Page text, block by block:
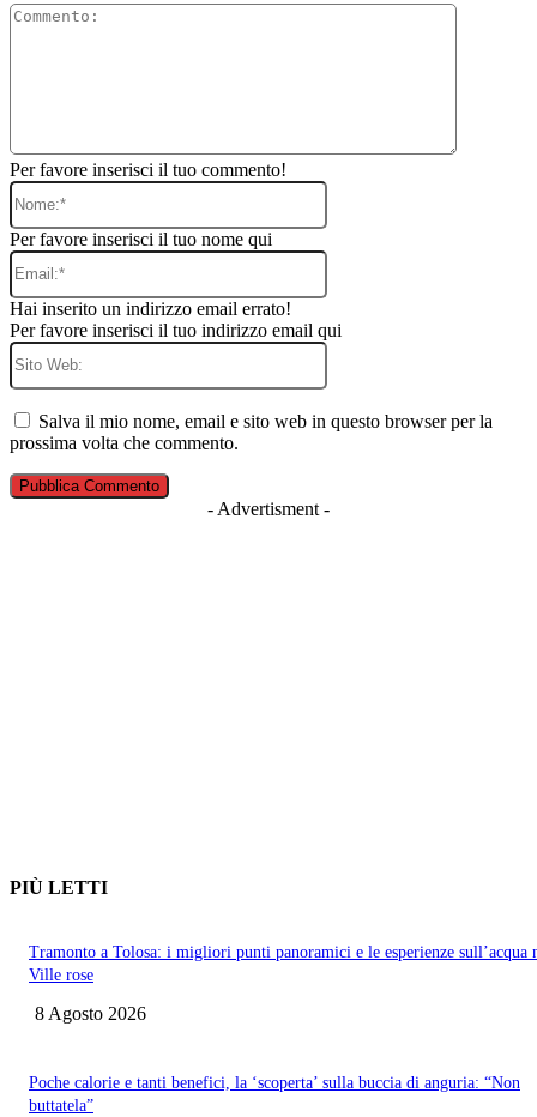
Per favore inserisci il tuo commento!
Nome:*
Per favore inserisci il tuo nome qui
Email:*
Hai inserito un indirizzo email errato!
Per favore inserisci il tuo indirizzo email qui
Sito
Salva il mio nome, email e sito web in questo browser per la
prossima volta che commento.
- Advertisment -
PIÙ LETTI
Tramonto a Tolosa: i migliori punti panoramici e le esperienze sull’acqua
Ville rose
8 Agosto 2026
Poche calorie e tanti benefici, la ‘scoperta’ sulla buccia di anguria: “Non
buttatela”